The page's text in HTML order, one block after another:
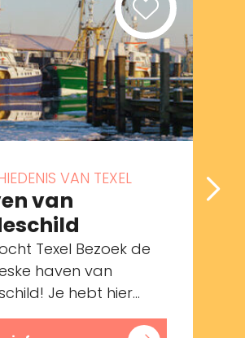
VAN TEXEL
van
Texel Bezoek de
haven van
Je hebt hier...